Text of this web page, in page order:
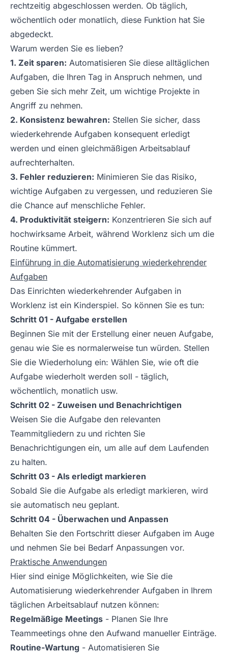
rechtzeitig abgeschlossen werden. Ob täglich,
wöchentlich oder monatlich, diese Funktion hat Sie
abgedeckt.
Warum werden Sie es lieben?
1. Zeit sparen: Automatisieren Sie diese alltäglichen
Aufgaben, die Ihren Tag in Anspruch nehmen, und
geben Sie sich mehr Zeit, um wichtige Projekte in
Angriff zu nehmen.
2. Konsistenz bewahren: Stellen Sie sicher, dass
wiederkehrende Aufgaben konsequent erledigt
werden und einen gleichmäßigen Arbeitsablauf
aufrechterhalten.
3. Fehler reduzieren: Minimieren Sie das Risiko,
wichtige Aufgaben zu vergessen, und reduzieren Sie
die Chance auf menschliche Fehler.
4. Produktivität steigern: Konzentrieren Sie sich auf
hochwirksame Arbeit, während Worklenz sich um die
Routine kümmert.
Einführung in die Automatisierung wiederkehrender
Aufgaben
Das Einrichten wiederkehrender Aufgaben in
Worklenz ist ein Kinderspiel. So können Sie es tun:
Schritt 01 - Aufgabe erstellen
Beginnen Sie mit der Erstellung einer neuen Aufgabe,
genau wie Sie es normalerweise tun würden. Stellen
Sie die Wiederholung ein: Wählen Sie, wie oft die
Aufgabe wiederholt werden soll - täglich,
wöchentlich, monatlich usw.
Schritt 02 - Zuweisen und Benachrichtigen
Weisen Sie die Aufgabe den relevanten
Teammitgliedern zu und richten Sie
Benachrichtigungen ein, um alle auf dem Laufenden
zu halten.
Schritt 03 - Als erledigt markieren
Sobald Sie die Aufgabe als erledigt markieren, wird
sie automatisch neu geplant.
Schritt 04 - Überwachen und Anpassen
Behalten Sie den Fortschritt dieser Aufgaben im Auge
und nehmen Sie bei Bedarf Anpassungen vor.
Praktische Anwendungen
Hier sind einige Möglichkeiten, wie Sie die
Automatisierung wiederkehrender Aufgaben in Ihrem
täglichen Arbeitsablauf nutzen können:
Regelmäßige Meetings - Planen Sie Ihre
Teammeetings ohne den Aufwand manueller Einträge.
Routine-Wartung - Automatisieren Sie